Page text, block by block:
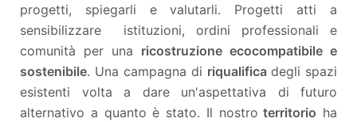
progetti, spiegarli e valutarli. Progetti atti a
sensibilizzare istituzioni, ordini professionali e
comunità per una ricostruzione ecocompatibile e
sostenibile. Una campagna di riqualifica degli spazi
esistenti volta a dare un'aspettativa di futuro
alternativo a quanto è stato. Il nostro territorio ha